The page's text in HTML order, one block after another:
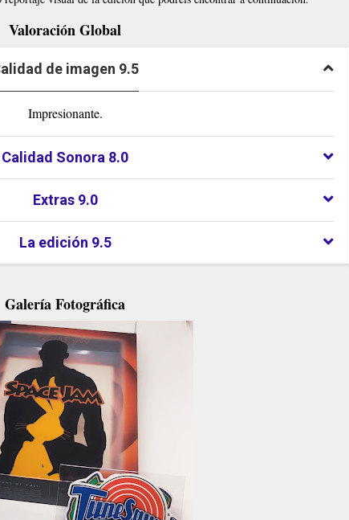
Valoración Global
de imagen 9.5
Impresionante.
Calidad Sonora 8.0
Extras 9.0
La edición 9.5
Galería Fotográfica